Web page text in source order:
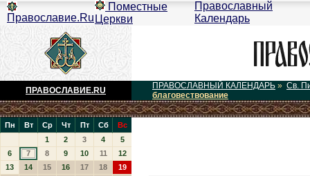
Православие.Ru
Поместные
Церкви
Православный
Календарь
ПРАВОСЛАВИЕ.RU ПРАВОСЛАВНЫЙ КАЛЕНДАРЬ » Св.
благовествование
Пн Вт Ср Чт Пт Сб
Вс
1
2 3 4
5
6
7 8 9 10 11
12
13
14 15 16 17 18
19